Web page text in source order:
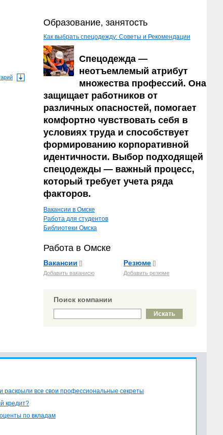
Образование, занятость
Как выбрать спецодежду: Советы и Рекомендации
Спецодежда —
неотъемлемый атрибут
множества профессий. Она
защищает работников от
различных опасностей, помогает
комфортно чувствовать себя в
условиях труда и способствует
формированию корпоративной
идентичности. Выбор подходящей
спецодежды — важный процесс,
который требует учета ряда
факторов.
Вакансии в Омске
Работа для студентов
Библиотеки Омска
Работа в Омске
Вакансии []
Добавить ваканисю
Резюме []
Добавить резюме
Поиск компании
раскрыли все свои профессиональные секреты
кредит?
по вкладам